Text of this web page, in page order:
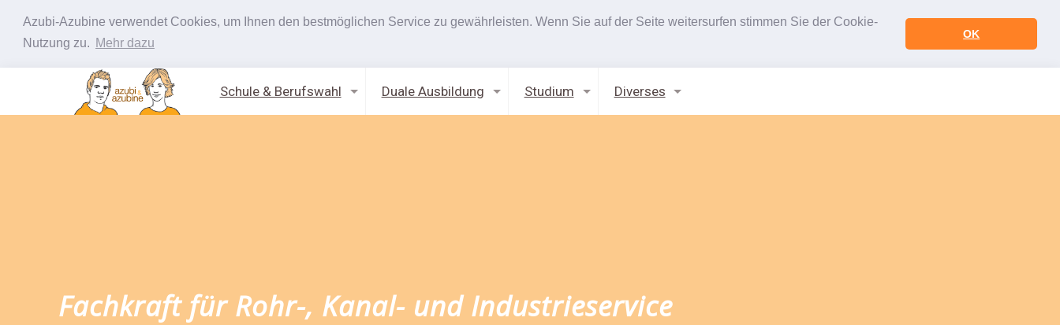
Azubi-Azubine verwendet Cookies, um Ihnen den bestmöglichen Service zu gewährleisten. Wenn Sie auf der Seite weitersurfen stimmen Sie der Cookie-
Nutzung zu. Mehr dazu
OK
Schule & Berufswahl Duale Ausbildung Studium Diverses
Fachkraft für Rohr-, Kanal- und Industrieservice